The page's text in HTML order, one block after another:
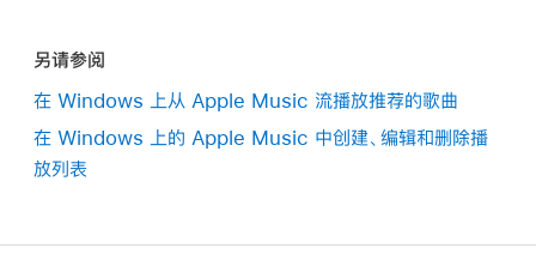
另请参阅
在 Windows 上从 Apple Music 流播放推荐的歌曲
在 Windows 上的 Apple Music 中创建、编辑和删除播
放列表